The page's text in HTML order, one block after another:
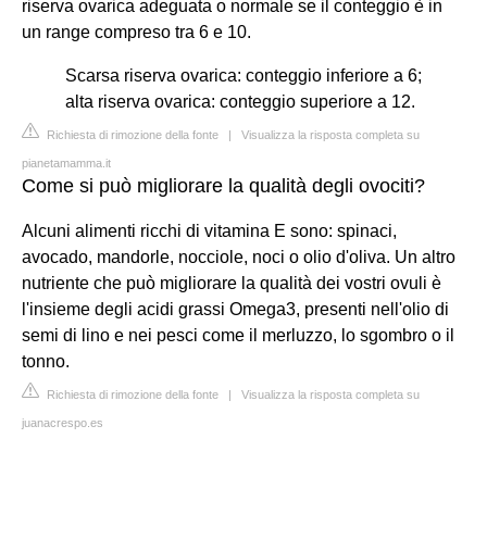
riserva ovarica adeguata o normale se il conteggio è in
un range compreso tra 6 e 10.
Scarsa riserva ovarica: conteggio inferiore a 6;
alta riserva ovarica: conteggio superiore a 12.
Richiesta di rimozione della fonte | Visualizza la risposta completa su
pianetamamma.it
Come si può migliorare la qualità degli ovociti?
Alcuni alimenti ricchi di vitamina E sono: spinaci,
avocado, mandorle, nocciole, noci o olio d'oliva. Un altro
nutriente che può migliorare la qualità dei vostri ovuli è
l'insieme degli acidi grassi Omega3, presenti nell'olio di
semi di lino e nei pesci come il merluzzo, lo sgombro o il
tonno.
Richiesta di rimozione della fonte | Visualizza la risposta completa su
juanacrespo.es